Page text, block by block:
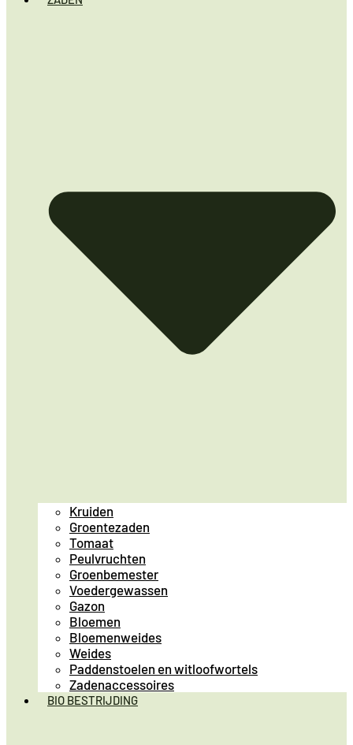
Kruiden
Groentezaden
Tomaat
Peulvruchten
Groenbemester
Voedergewassen
Gazon
Bloemen
Bloemenweides
Weides
Paddenstoelen en witloofwortels
Zadenaccessoires
BIO BESTRIJDING